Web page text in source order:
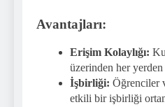
Avantajları:
Erişim Kolaylığı:
üzerinden her
İşbirliği: Öğrenciler
etkili bir işbirliği